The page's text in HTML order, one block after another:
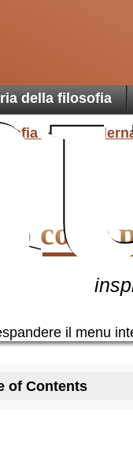
della filosofia
come
of Contents